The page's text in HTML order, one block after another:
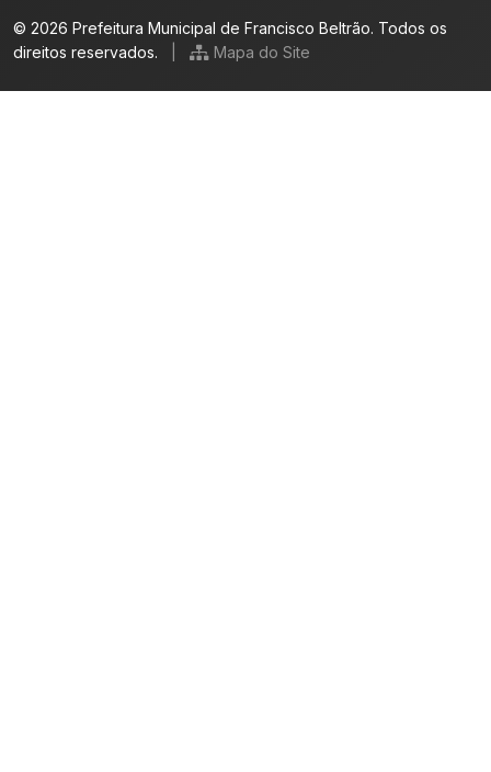
© 2026 Prefeitura Municipal de Francisco Beltrão. Todos os
direitos reservados.
Mapa do Site